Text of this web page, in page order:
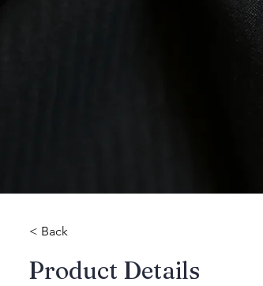
< Back
​Product Details